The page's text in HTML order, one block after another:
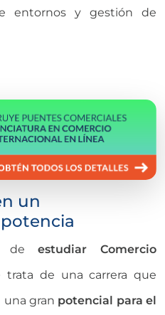
entornos y gestión de
un
de estudiar Comercio
trata de una carrera que
una gran potencial para el